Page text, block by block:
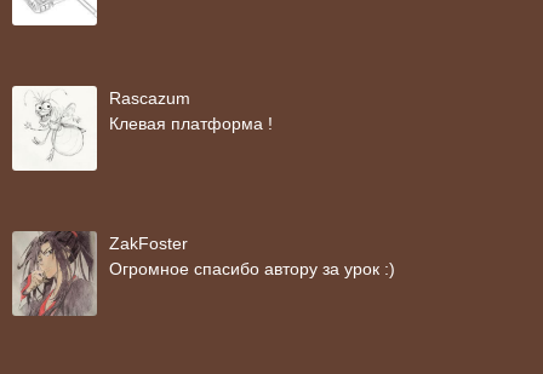
Rascazum
Клевая платформа !
ZakFoster
Огромное спасибо автору за урок :)